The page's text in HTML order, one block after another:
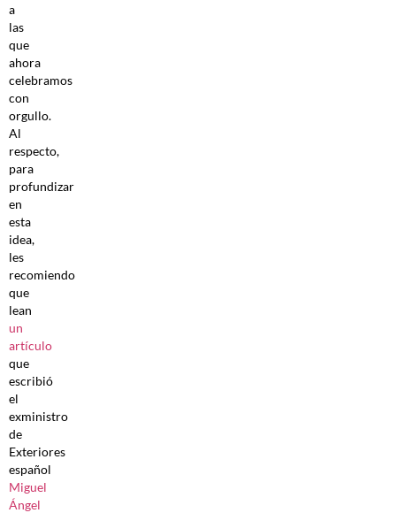
a
las
que
ahora
celebramos
con
orgullo.
Al
respecto,
para
profundizar
en
esta
idea,
les
recomiendo
que
lean
un
artículo
que
escribió
el
exministro
de
Exteriores
español
Miguel
Ángel